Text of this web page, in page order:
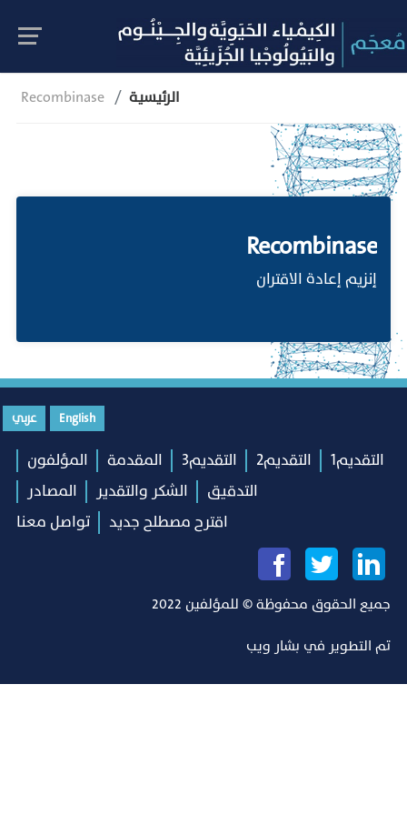
Recombinase الرئيسية
Recombinase
إنزيم إعادة الاقتران
English عربي
التقديم1 التقديم2 التقديم3 المقدمة
المؤلفون
التدقيق
الشكر والتقدير
المصادر
اقترح مصطلح جديد
تواصل معنا
جميع الحقوق محفوظة © للمؤلفين 2022
تم التطوير في بشار ويب